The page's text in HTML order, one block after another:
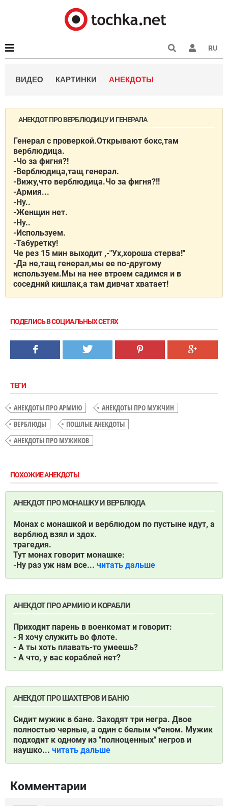
RU
ВИДЕО КАРТИНКИ АНЕКДОТЫ
АНЕКДОТ ПРО ВЕРБЛЮДИЦУ И ГЕНЕРАЛА
Генерал с проверкой.Открывают бокс,там
верблюдица.
-Чо за фигня?!
-Верблюдица,тащ генерал.
-Вижу,что верблюдица.Чо за фигня?!!
-Армия...
-Ну..
-Женщин нет.
-Ну..
-Используем.
-Табуретку!
Че рез 15 мин выходит ,-"Ух,хороша стерва!"
-Да не,тащ генерал,мы ее по-другому
используем.Мы на нее втроем садимся и в
соседний кишлак,а там дивчат хватает!
ПОДЕЛИСЬ В СОЦИАЛЬНЫХ СЕТЯХ
ТЕГИ
АНЕКДОТЫ ПРО АРМИЮ
АНЕКДОТЫ ПРО МУЖЧИН
ВЕРБЛЮДЫ
ПОШЛЫЕ АНЕКДОТЫ
АНЕКДОТЫ ПРО МУЖИКОВ
ПОХОЖИЕ АНЕКДОТЫ
АНЕКДОТ ПРО МОНАШКУ И ВЕРБЛЮДА
Монах с монашкой и верблюдом по пустыне идут, а
верблюд взял и здох.
трагедия.
Тут монах говорит монашке:
-Ну раз уж нам все... читать дальше
АНЕКДОТ ПРО АРМИЮ И КОРАБЛИ
Приходит парень в военкомат и говорит:
- Я хочу служить во флоте.
- А ты хоть плавать-то умеешь?
- А что, у вас кораблей нет?
АНЕКДОТ ПРО ШАХТЕРОВ И БАНЮ
Сидит мужик в бане. Заходят три негра. Двое
полностью черные, а один с белым ч*еном. Мужик
подходит к одному из "полноценных" негров и
наушко... читать дальше
Комментарии